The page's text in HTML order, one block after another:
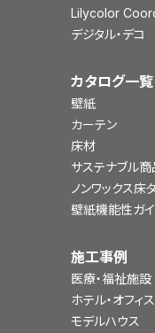
Lilycolor
デジタル・デコ
カタログ一覧
壁紙
カーテン
床材
サステナブル商
ノンワックス床
壁紙機能性ガイ
施工事例
医療・福祉施設
ホテル・オフィ
モデルハウス